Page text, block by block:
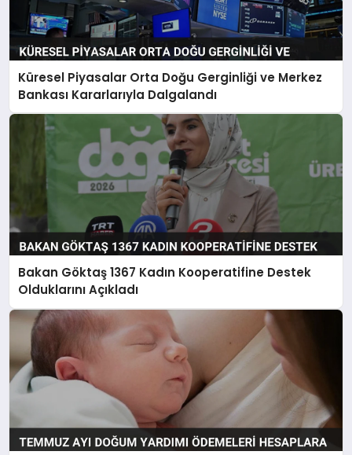
Küresel Piyasalar Orta Doğu Gerginliği ve Merkez
Bankası Kararlarıyla Dalgalandı
Bakan Göktaş 1367 Kadın Kooperatifine Destek
Olduklarını Açıkladı